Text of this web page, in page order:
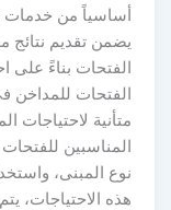
من خدمات فتحات
تقديم نتائج موثوقة
بناءً على
للمداخن في
لاحتياجات
للفتحات على
المبنى، واستخدامه،
الاحتياجات، يتم